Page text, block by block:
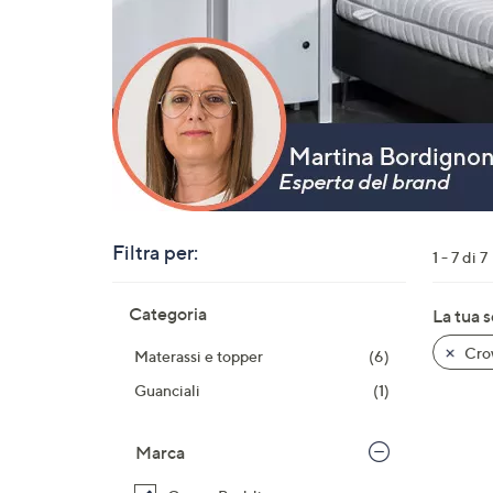
o
a
destra
per
Filtra per:
alla
prodotti
Categoria
Materassi e topper
(6)
Guanciali
(1)
Marca
1 - 7 di 7
La tua